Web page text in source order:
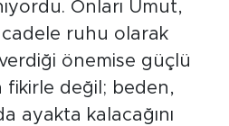
Onları Umut,
ruhu olarak
önemise güçlü
fikirle değil; beden,
ayakta kalacağını